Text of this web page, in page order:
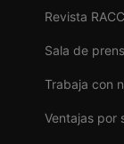
Revista RACC
Sala de
Trabaja con
Ventajas por